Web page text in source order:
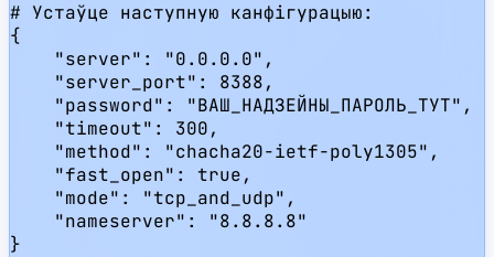
# Устаўце наступную канфігурацыю:
{
    "server": "0.0.0.0",
    "server_port": 8388,
    "password": "ВАШ_НАДЗЕЙНЫ_ПАРОЛЬ_ТУТ",
    "timeout": 300,
    "method": "chacha20-ietf-poly1305",
    "fast_open": true,
    "mode": "tcp_and_udp",
    "nameserver": "8.8.8.8"
}